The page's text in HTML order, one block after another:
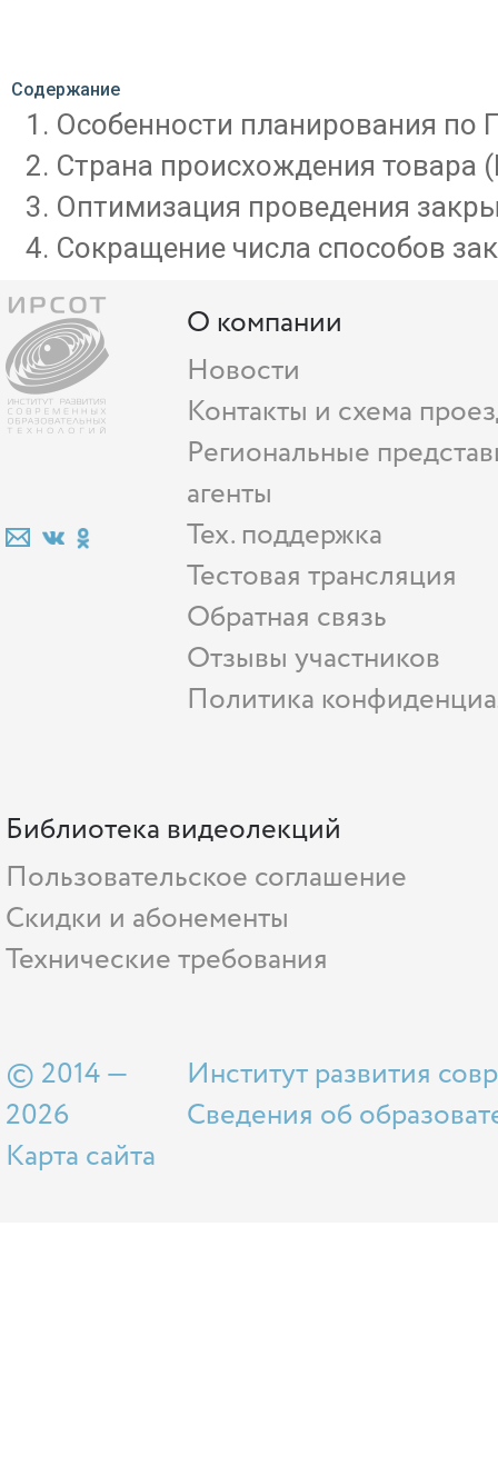
Содержание
Особенности планирования по
Страна происхождения
Оптимизация проведения
Сокращение числа способов
О компании
Новости
Контакты и схема
Региональные
агенты
Тех. поддержка
Тестовая трансляция
Обратная связь
Отзывы участников
Политика
Библиотека видеолекций
Пользовательское соглашение
Скидки и абонементы
Технические требования
© 2014 —
2026
Карта сайта
Институт развития
Сведения об